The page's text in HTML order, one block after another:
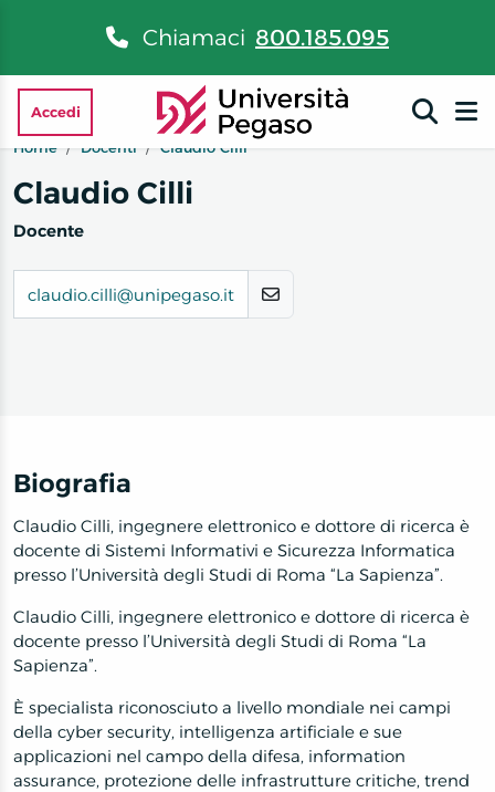
Chiamaci 800.185.095
Accedi
Home
Docenti Claudio Cilli
Claudio Cilli
Docente
claudio.cilli@unipegaso.it
Biografia
Claudio Cilli, ingegnere elettronico e dottore di ricerca è
docente di Sistemi Informativi e Sicurezza Informatica
presso l’Università degli Studi di Roma “La Sapienza”.
Claudio Cilli, ingegnere elettronico e dottore di ricerca è
docente presso l’Università degli Studi di Roma “La
Sapienza”.
È specialista riconosciuto a livello mondiale nei campi
della cyber security, intelligenza artificiale e sue
applicazioni nel campo della difesa, information
assurance, protezione delle infrastrutture critiche, trend